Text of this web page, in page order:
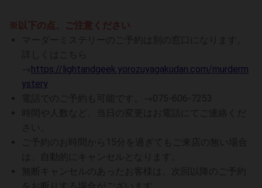
※以下の点、ご注意ください
https://lightandgeek.yorozuyagakudan.com/murderm
ystery